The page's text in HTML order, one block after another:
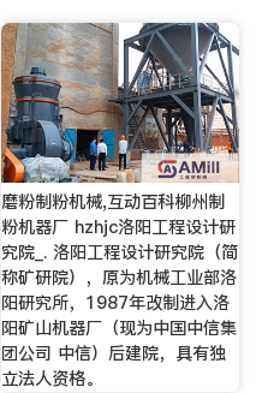
磨粉制粉机械,互动百科柳州制
粉机器厂 hzhjc洛阳工程设计研
究院_. 洛阳工程设计研究院（简
称矿研院），原为机械工业部洛
阳研究所，1987年改制进入洛
阳矿山机器厂（现为中国中信集
团公司 中信）后建院，具有独
立法人资格。